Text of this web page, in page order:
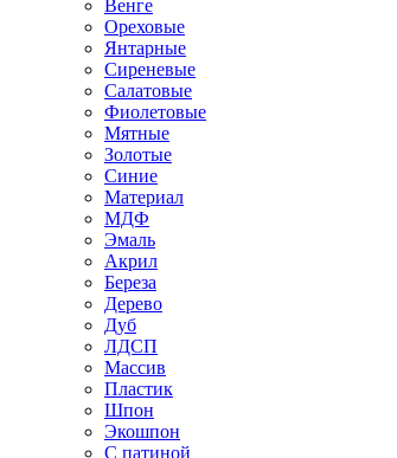
Венге
Ореховые
Янтарные
Сиреневые
Салатовые
Фиолетовые
Мятные
Золотые
Синие
Материал
МДФ
Эмаль
Акрил
Береза
Дерево
Дуб
ЛДСП
Массив
Пластик
Шпон
Экошпон
С патиной